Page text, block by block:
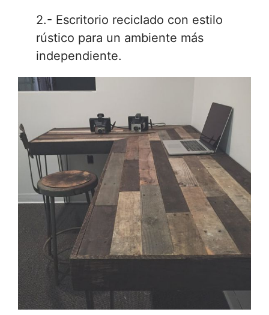
2.- Escritorio reciclado con estilo
rústico para un ambiente más
independiente.